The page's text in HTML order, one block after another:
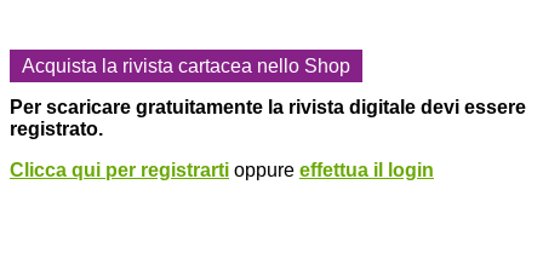
Acquista la rivista cartacea nello Shop
Per scaricare gratuitamente la rivista digitale devi essere
registrato.
Clicca qui per registrarti oppure effettua il login